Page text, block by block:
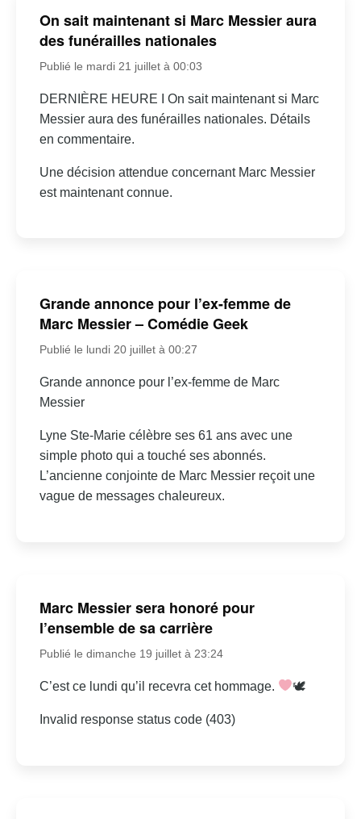
On sait maintenant si Marc Messier aura
des funérailles nationales
Publié le mardi 21 juillet à 00:03
DERNIÈRE HEURE I On sait maintenant si Marc
Messier aura des funérailles nationales. Détails
en commentaire.
Une décision attendue concernant Marc Messier
est maintenant connue.
Grande annonce pour l’ex-femme de
Marc Messier – Comédie Geek
Publié le lundi 20 juillet à 00:27
Grande annonce pour l’ex-femme de Marc
Messier
Lyne Ste-Marie célèbre ses 61 ans avec une
simple photo qui a touché ses abonnés.
L’ancienne conjointe de Marc Messier reçoit une
vague de messages chaleureux.
Marc Messier sera honoré pour
l’ensemble de sa carrière
Publié le dimanche 19 juillet à 23:24
C’est ce lundi qu’il recevra cet hommage. 🕊
Invalid response status code (403)